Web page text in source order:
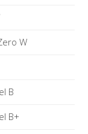
W
B
B+